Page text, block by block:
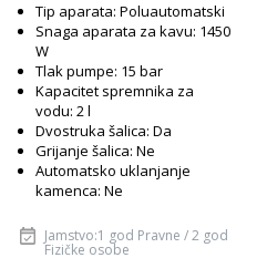
Tip aparata: Poluautomatski
Snaga aparata za kavu: 1450
W
Tlak pumpe: 15 bar
Kapacitet spremnika za
vodu: 2 l
Dvostruka šalica: Da
Grijanje šalica: Ne
Automatsko uklanjanje
kamenca: Ne
Jamstvo:1 god Pravne / 2 god
Fizičke osobe